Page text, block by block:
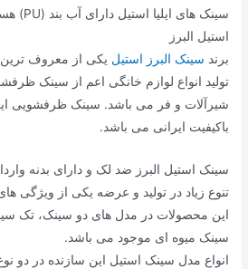
سینک های ایلیا استیل دارای آب بند (PU) هستند.
استیل البرز
برند سینک البرز استیل یکی از معروف ترین
تولید انواع لوازم خانگی اعم از سینک
شیرآلات و فر می باشد. سینک ظرفشویی
باکیفیت ایرانی می باشد.
سینک استیل البرز ضد لک و دارای بدنه
تنوع زیاد در تولید و عرضه یکی از ویژگی
این محصولات در مدل های دو سینک، تک
سینک میوه ای موجود می باشد.
انواع مدل سینک استیل این سازنده در دو